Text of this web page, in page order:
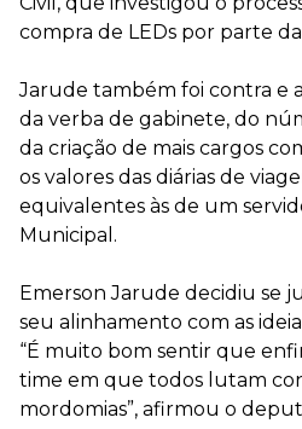
compra de LEDs por parte
Jarude também foi contra e
da verba de gabinete, do
da criação de mais cargos
os valores das diárias de
equivalentes às de um
Municipal.
Emerson Jarude decidiu se
seu alinhamento com as
“É muito bom sentir que
time em que todos lutam
mordomias”, afirmou o